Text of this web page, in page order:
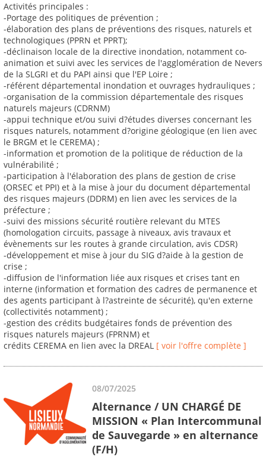
Activités principales :
-Portage des politiques de prévention ;
-élaboration des plans de préventions des risques, naturels et
technologiques (PPRN et PPRT);
-déclinaison locale de la directive inondation, notamment co-
animation et suivi avec les services de l'agglomération de Nevers
de la SLGRI et du PAPI ainsi que l'EP Loire ;
-référent départemental inondation et ouvrages hydrauliques ;
-organisation de la commission départementale des risques
naturels majeurs (CDRNM)
-appui technique et/ou suivi d?études diverses concernant les
risques naturels, notamment d?origine géologique (en lien avec
le BRGM et le CEREMA) ;
-information et promotion de la politique de réduction de la
vulnérabilité ;
-participation à l'élaboration des plans de gestion de crise
(ORSEC et PPI) et à la mise à jour du document départemental
des risques majeurs (DDRM) en lien avec les services de la
préfecture ;
-suivi des missions sécurité routière relevant du MTES
(homologation circuits, passage à niveaux, avis travaux et
évènements sur les routes à grande circulation, avis CDSR)
-développement et mise à jour du SIG d?aide à la gestion de
crise ;
-diffusion de l'information liée aux risques et crises tant en
interne (information et formation des cadres de permanence et
des agents participant à l?astreinte de sécurité), qu'en externe
(collectivités notamment) ;
-gestion des crédits budgétaires fonds de prévention des
risques naturels majeurs (FPRNM) et
crédits CEREMA en lien avec la DREAL [ voir l'offre complète ]
08/07/2025
Alternance / UN CHARGÉ DE
MISSION « Plan Intercommunal
de Sauvegarde » en alternance
(F/H)